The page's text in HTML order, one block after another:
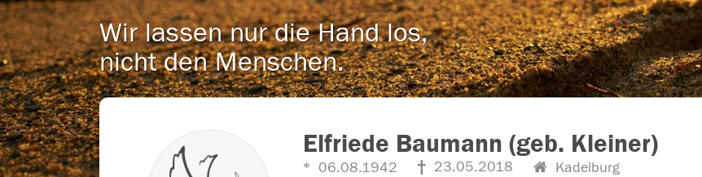
Wir lassen nur die Hand los,
nicht den Menschen.
Elfriede Baumann (geb. Kleiner)
06.08.1942 23.05.2018 Kadelburg